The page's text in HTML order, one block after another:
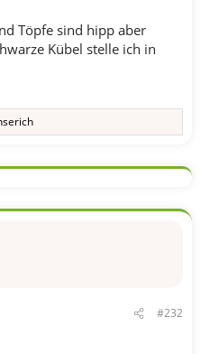
Töpfe sind hipp aber
Kübel stelle ich in
#232